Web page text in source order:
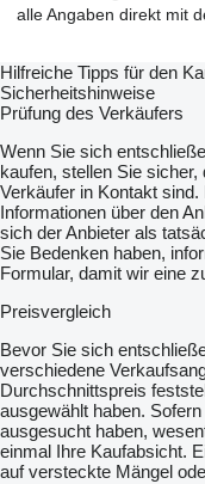
alle Angaben direkt mit
Hilfreiche Tipps für den
Sicherheitshinweise
Prüfung des Verkäufers
Wenn Sie sich
kaufen, stellen Sie
Verkäufer in Kontakt
Informationen über den
sich der Anbieter als
Sie Bedenken haben,
Formular, damit wir eine
Preisvergleich
Bevor Sie sich
verschiedene
Durchschnittspreis
ausgewählt haben.
ausgesucht haben,
einmal Ihre Kaufabsicht.
auf versteckte Mängel